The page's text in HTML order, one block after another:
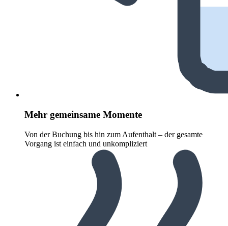
Mehr gemeinsame Momente
Von der Buchung bis hin zum Aufenthalt – der gesamte
Vorgang ist einfach und unkompliziert